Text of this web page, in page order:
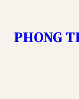
content
PHONG